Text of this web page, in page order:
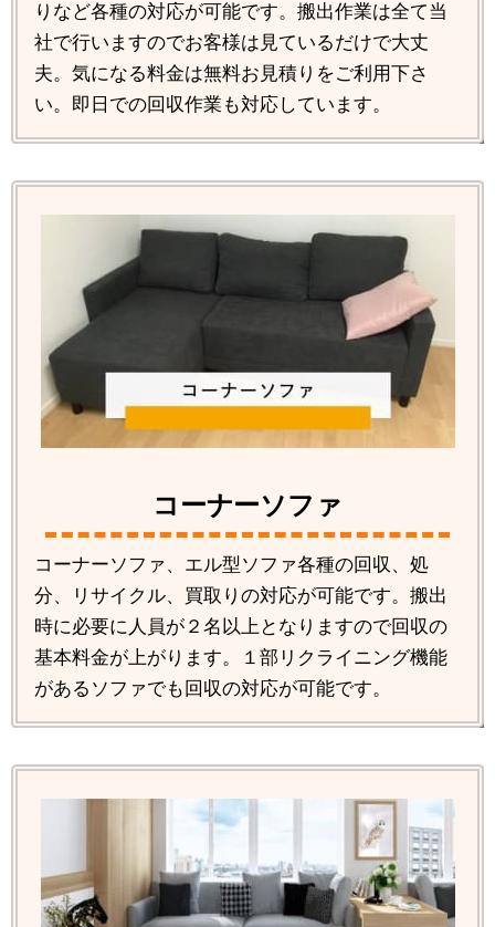
りなど各種の対応が可能です。搬出作業は全て当
社で行いますのでお客様は見ているだけで大丈
夫。気になる料金は無料お見積りをご利用下さ
い。即日での回収作業も対応しています。
コーナーソファ
コーナーソファ、エル型ソファ各種の回収、処
分、リサイクル、買取りの対応が可能です。搬出
時に必要に人員が２名以上となりますので回収の
基本料金が上がります。１部リクライニング機能
があるソファでも回収の対応が可能です。